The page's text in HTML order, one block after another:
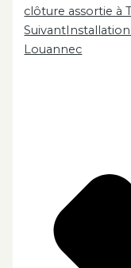
clôture assortie à
Suivant
Louannec